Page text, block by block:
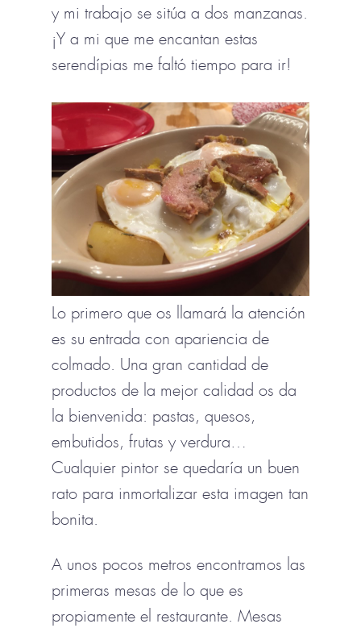
y mi trabajo se sitúa a dos manzanas.
¡Y a mi que me encantan estas
serendípias me faltó tiempo para ir!
Lo primero que os llamará la atención
es su entrada con apariencia de
colmado. Una gran cantidad de
productos de la mejor calidad os da
la bienvenida: pastas, quesos,
embutidos, frutas y verdura…
Cualquier pintor se quedaría un buen
rato para inmortalizar esta imagen tan
bonita.
A unos pocos metros encontramos las
primeras mesas de lo que es
propiamente el restaurante. Mesas